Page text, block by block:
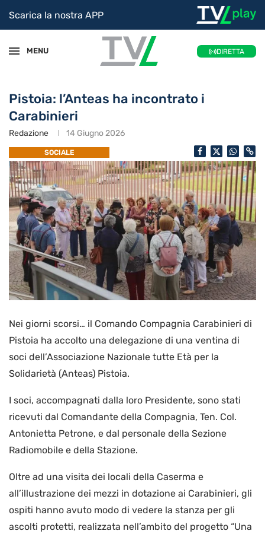
Scarica la nostra APP
MENU DIRETTA
Pistoia: l’Anteas ha incontrato i
Carabinieri
Redazione 14 Giugno 2026
SOCIALE
Nei giorni scorsi… il Comando Compagnia Carabinieri di
Pistoia ha accolto una delegazione di una ventina di
soci dell’Associazione Nazionale tutte Età per la
Solidarietà (Anteas) Pistoia.
I soci, accompagnati dalla loro Presidente, sono stati
ricevuti dal Comandante della Compagnia, Ten. Col.
Antonietta Petrone, e dal personale della Sezione
Radiomobile e della Stazione.
Oltre ad una visita dei locali della Caserma e
all’illustrazione dei mezzi in dotazione ai Carabinieri, gli
ospiti hanno avuto modo di vedere la stanza per gli
ascolti protetti, realizzata nell’ambito del progetto “Una